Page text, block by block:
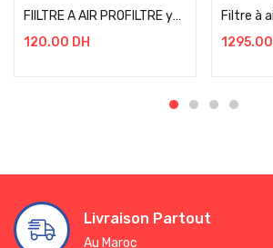
FIILTRE A AIR PROFILTRE yamaha tmax gauche
120.00 DH
1295.00
Livraison Partout
Au Maroc